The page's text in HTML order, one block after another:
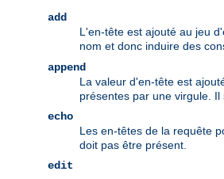
add
L'en-tête est ajouté au jeu
nom et donc induire des
append
La valeur d'en-tête est
présentes par une virgule.
echo
Les en-têtes de la requête
doit pas être présent.
edit